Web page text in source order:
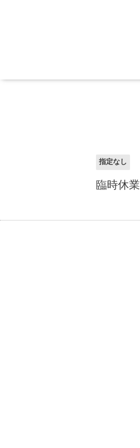
指定なし
臨時休業